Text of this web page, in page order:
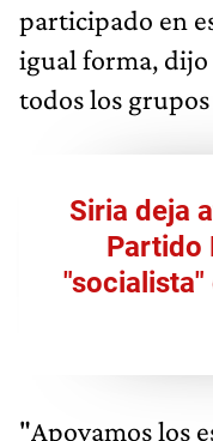
participado en
igual forma,
todos los
Siria deja
Partido
"Apoyamos los